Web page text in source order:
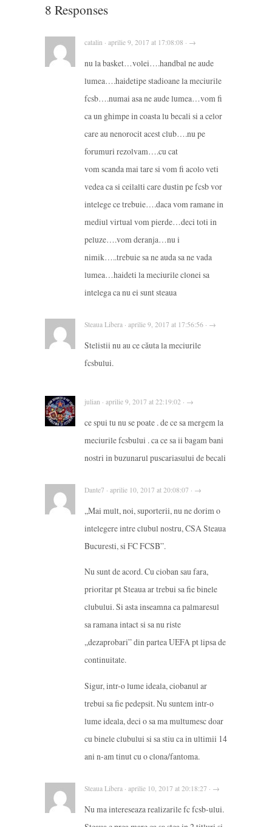
8 Responses
catalin · aprilie 9, 2017 at 17:08:08 · →
nu la basket…volei….handbal ne aude
lumea….haidetipe stadioane la meciurile
fcsb….numai asa ne aude lumea…vom fi
ca un ghimpe in coasta lu becali si a celor
care au nenorocit acest club….nu pe
forumuri rezolvam….cu cat
vom scanda mai tare si vom fi acolo veti
vedea ca si ceilalti care dustin pe fcsb vor
intelege ce trebuie….daca vom ramane in
mediul virtual vom pierde…deci toti in
peluze….vom deranja…nu i
nimik…..trebuie sa ne auda sa ne vada
lumea…haideti la meciurile clonei sa
intelega ca nu ei sunt steaua
Steaua Libera · aprilie 9, 2017 at 17:56:56 · →
Stelistii nu au ce căuta la meciurile
fcsbului.
julian · aprilie 9, 2017 at 22:19:02 · →
ce spui tu nu se poate . de ce sa mergem la
meciurile fcsbului . ca ce sa ii bagam bani
nostri in buzunarul puscariasului de becali
Dante7 · aprilie 10, 2017 at 20:08:07 · →
,,Mai mult, noi, suporterii, nu ne dorim o
intelegere intre clubul nostru, CSA Steaua
Bucuresti, si FC FCSB”.
Nu sunt de acord. Cu cioban sau fara,
prioritar pt Steaua ar trebui sa fie binele
clubului. Si asta inseamna ca palmaresul
sa ramana intact si sa nu riste
,,dezaprobari” din partea UEFA pt lipsa de
continuitate.
Sigur, intr-o lume ideala, ciobanul ar
trebui sa fie pedepsit. Nu suntem intr-o
lume ideala, deci o sa ma multumesc doar
cu binele clubului si sa stiu ca in ultimii 14
ani n-am tinut cu o clona/fantoma.
Steaua Libera · aprilie 10, 2017 at 20:18:27 · →
Nu ma intereseaza realizarile fc fcsb-ului.